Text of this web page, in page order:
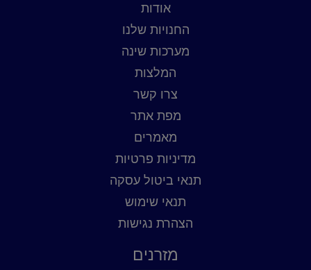
אודות
החנויות שלנו
מערכות שינה
המלצות
צרו קשר
מפת אתר
מאמרים
מדיניות פרטיות
תנאי ביטול עסקה
תנאי שימוש
הצהרת נגישות
מזרנים